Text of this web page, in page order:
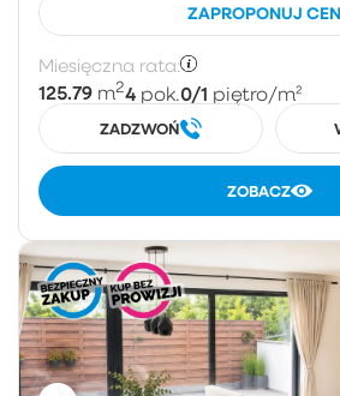
ZAPROPONUJ
Miesięczna rata:
125.79 m24 pok.0/1 piętro/m²
ZADZWOŃ
ZOBACZ